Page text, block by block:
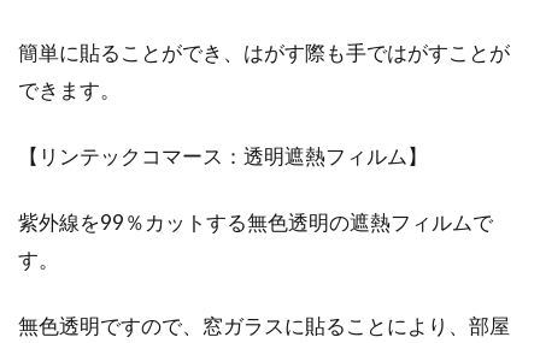
簡単に貼ることができ、はがす際も手ではがすことが
できます。
【リンテックコマース：透明遮熱フィルム】
紫外線を99％カットする無色透明の遮熱フィルムで
す。
無色透明ですので、窓ガラスに貼ることにより、部屋